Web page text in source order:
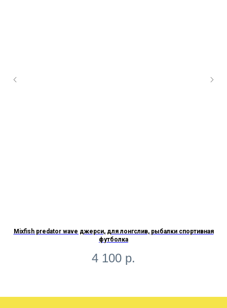
Mixfish predator wave джерси, для лонгслив, рыбалки спортивная
футболка
4 100 р.